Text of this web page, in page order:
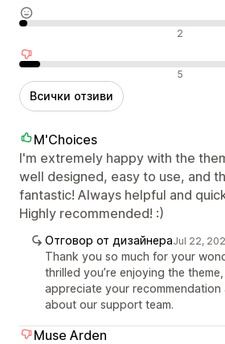
Неутрални отзиви 2
Отрицателни отзиви 5
Всички отзиви
M'Choices
I'm extremely happy with the
well designed, easy to use, and
fantastic! Always helpful and
Highly recommended! :)
Отговор от дизайнераJul 22,
Thank you so much for your
thrilled you’re enjoying the
appreciate your
about our support team.
Muse Arden